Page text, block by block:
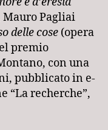
Mauro Pagliai
delle cose (opera
premio
con una
pubblicato in e-
“La recherche”,